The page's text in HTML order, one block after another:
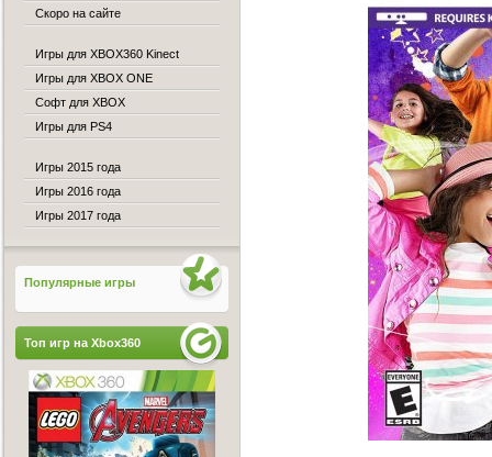
Скоро на сайте
Игры для XBOX360 Kinect
Игры для XBOX ONE
Софт для XBOX
Игры для PS4
Игры 2015 года
Игры 2016 года
Игры 2017 года
Популярные игры
Топ игр на Xbox360